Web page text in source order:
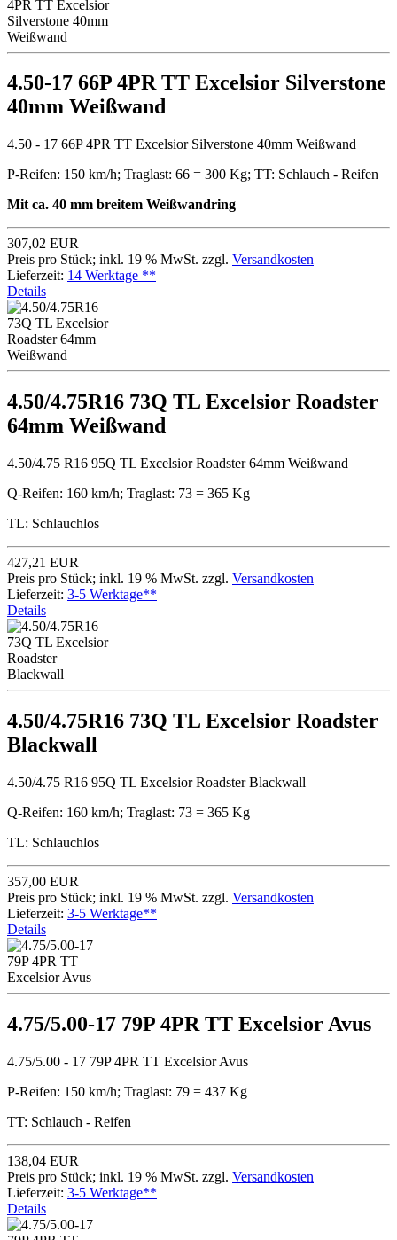
4.50-17 66P 4PR TT Excelsior Silverstone
40mm Weißwand
4.50 - 17 66P 4PR TT Excelsior Silverstone 40mm Weißwand
P-Reifen: 150 km/h; Traglast: 66 = 300 Kg; TT: Schlauch - Reifen
Mit ca. 40 mm breitem Weißwandring
307,02 EUR
Preis pro Stück; inkl. 19 % MwSt. zzgl. Versandkosten
Lieferzeit: 14 Werktage **
Details
4.50/4.75R16 73Q TL Excelsior Roadster
64mm Weißwand
4.50/4.75 R16 95Q TL Excelsior Roadster 64mm Weißwand
Q-Reifen: 160 km/h; Traglast: 73 = 365 Kg
TL: Schlauchlos
427,21 EUR
Preis pro Stück; inkl. 19 % MwSt. zzgl. Versandkosten
Lieferzeit: 3-5 Werktage**
Details
4.50/4.75R16 73Q TL Excelsior Roadster
Blackwall
4.50/4.75 R16 95Q TL Excelsior Roadster Blackwall
Q-Reifen: 160 km/h; Traglast: 73 = 365 Kg
TL: Schlauchlos
357,00 EUR
Preis pro Stück; inkl. 19 % MwSt. zzgl. Versandkosten
Lieferzeit: 3-5 Werktage**
Details
4.75/5.00-17 79P 4PR TT Excelsior Avus
4.75/5.00 - 17 79P 4PR TT Excelsior Avus
P-Reifen: 150 km/h; Traglast: 79 = 437 Kg
TT: Schlauch - Reifen
138,04 EUR
Preis pro Stück; inkl. 19 % MwSt. zzgl. Versandkosten
Lieferzeit: 3-5 Werktage**
Details